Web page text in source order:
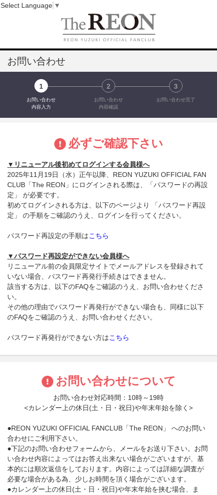
お問い合わせ
1
お問い合わせ
内容入力
2
お問い合わせ
内容確認
3
お問い合わせ完了
必ずご確認下さい
▼リニューアル後初めてログインする会員様へ
2025年11月19日（水）正午以降、REON YUZUKI OFFICIAL FAN
CLUB「The REON」にログインされる際は、「パスワードの再設
定」 が必要です。
初めてログインされる方は、以下のページより 「パスワード再設
定」 の手順をご確認のうえ、ログインを行ってください。
パスワード再設定の手順はこちら
▼パスワード再設定ができない会員様へ
リニューアル前の会員限定サイトでメールアドレスを登録されて
いない場合、パスワード再発行手続きはできません。
該当する方は、以下のFAQをご確認のうえ、お問い合わせくださ
い。
その他の理由でパスワード再発行ができない場合も、同様に以下
のFAQをご確認のうえ、お問い合わせください。
パスワード再発行ができない方はこちら
お問い合わせについて
お問い合わせ対応時間：10時～19時
<カレンダー上の休日(土・日・祝日)や年末年始を除く>
●REON YUZUKI OFFICIAL FANCLUB「The REON」 へのお問い
合わせにご利用下さい。
●下記のお問い合わせフォームから、メールをお送り下さい。お問
い合わせ内容によってはお答え出来ない場合がございますが、基
本的には順次返信をしております。内容によっては詳細な調査が
必要な場合がある為、少しお時間を頂く場合がございます。
●カレンダー上の休日(土・日・祝日)や年末年始を挟む場合、ま
Select Language ▼